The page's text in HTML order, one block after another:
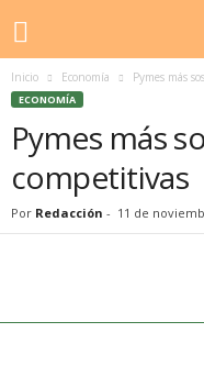
Inicio Economía Pymes más
ECONOMÍA
Pymes más
competitivas
Por Redacción - 11 de